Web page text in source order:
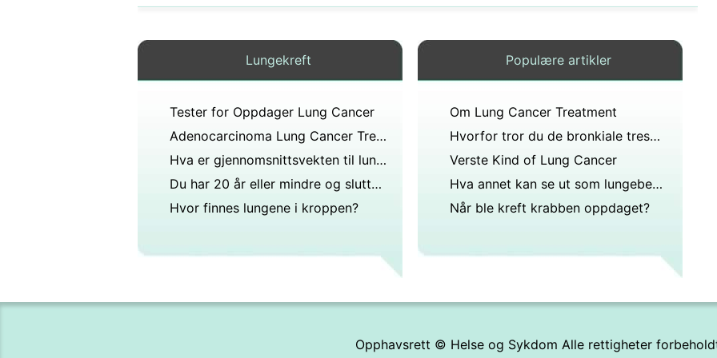
Lungekreft
Tester for Oppdager Lung Cancer
Adenocarcinoma Lung Cancer Treatments
Hva er gjennomsnittsvekten til lungene?
Du har 20 år eller mindre og sluttet for et år siden, hva er sjansene dine for å få lungekreft?
Hvor finnes lungene i kroppen?
Populære artikler
Om Lung Cancer Treatment
Hvorfor tror du de bronkiale tresegmentene er funksjonelt separate regioner i hver lunge?
Verste Kind of Lung Cancer
Hva annet kan se ut som lungebetennelse i en lungerøntgen?
Når ble kreft krabben oppdaget?
Opphavsrett © Helse og Sykdom Alle rettigheter